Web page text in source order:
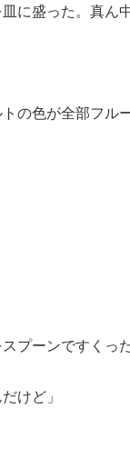
に盛った。真ん
の色が全部フ
プーンですくっ
けど」